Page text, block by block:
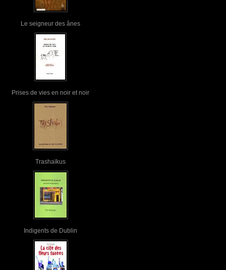
Le seigneur des ânes
Prises de vies en noir et noir
Trashaïkus
Indigents de Dublin